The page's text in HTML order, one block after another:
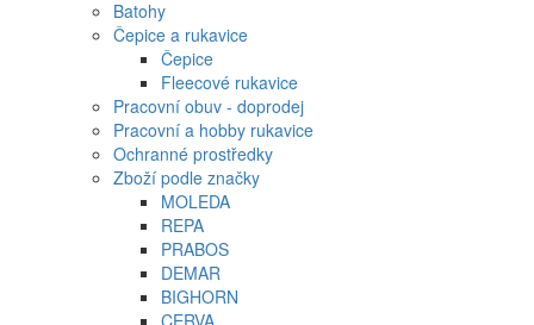
Batohy
Čepice a rukavice
Čepice
Fleecové rukavice
Pracovní obuv - doprodej
Pracovní a hobby rukavice
Ochranné prostředky
Zboží podle značky
MOLEDA
REPA
PRABOS
DEMAR
BIGHORN
CERVA